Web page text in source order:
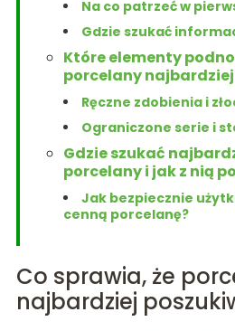
Na co patrzeć w
Gdzie szukać
Które elementy
porcelany
Ręczne zdobienia i
Ograniczone serie i
Gdzie szukać
porcelany i jak z nią
Jak bezpiecznie
cenną porcelanę?
Co sprawia, że
najbardziej